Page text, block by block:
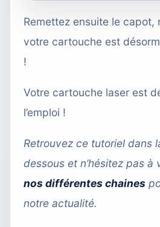
Remettez ensuite le capot,
votre cartouche est
!
Votre cartouche laser est
l’emploi !
Retrouvez ce tutoriel dans
dessous et n’hésitez pas à
nos différentes chaines
notre actualité.